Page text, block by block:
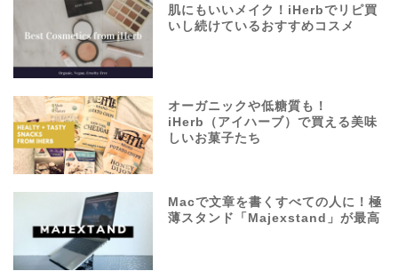
肌にもいいメイク！iHerbでリピ買
いし続けているおすすめコスメ
オーガニックや低糖質も！
iHerb（アイハーブ）で買える美味
しいお菓子たち
Macで文章を書くすべての人に！極
薄スタンド「Majexstand」が最高